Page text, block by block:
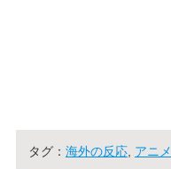
タグ： 海外の反応, アニメ